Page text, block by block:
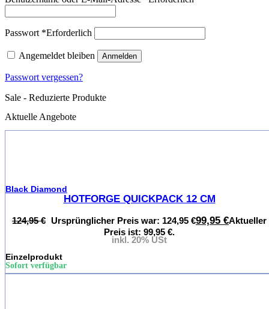
Passwort *Erforderlich
Angemeldet bleiben Anmelden
Passwort vergessen?
Sale - Reduzierte Produkte
Aktuelle Angebote
Black Diamond
HOTFORGE QUICKPACK 12 CM
124,95€ Ursprünglicher Preis war: 124,95 €99,95 €Aktueller
Preis ist: 99,95 €.
inkl. 20% USt
Einzelprodukt
Sofort verfügbar